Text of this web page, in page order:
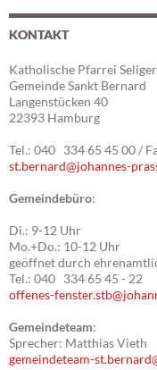
KONTAKT
Katholische Pfarrei
Gemeinde Sankt Bernard
Langenstücken 40
22393 Hamburg
Tel.: 040 334 65 45 00 /
st.bernard@johannes-
Gemeindebüro:
Di.: 9-12 Uhr
Mo.+Do.: 10-12 Uhr
geöffnet durch
Tel.: 040 334 65 45 - 22
offenes-
Gemeindeteam:
Sprecher: Matthias Vieth
gemeindeteam-